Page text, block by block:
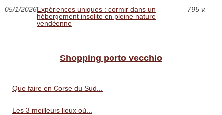
05/1/2026Expériences uniques : dormir dans un
hébergement insolite en pleine nature
vendéenne
795 v.
Shopping porto vecchio
Que faire en Corse du Sud...
Les 3 meilleurs lieux où...